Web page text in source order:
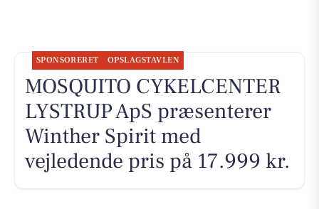
SPONSORERET OPSLAGSTAVLEN
MOSQUITO CYKELCENTER
LYSTRUP ApS præsenterer
Winther Spirit med
vejledende pris på 17.999 kr.